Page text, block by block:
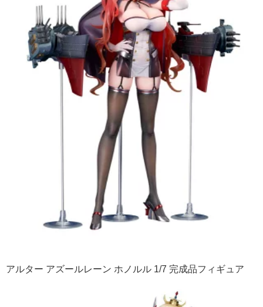
アルター アズールレーン ホノルル 1/7 完成品フィギュア